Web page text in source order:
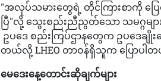
"အလုပ်သမားတွေရဲ့ တိုင်ကြားစာကို ပြ
ပြီ"လို့ သွေးစည်းညီညွတ်သော သမဂ္ဂမျာ
ဥပဒေ စည်းကြပ်ဌာနတွေက ဥပဒေခ
တယ်လို့ LHEO တာဝန်ရှိသူက ပြောပါ
မေဒေးနေ့တောင်းဆိုချက်များ